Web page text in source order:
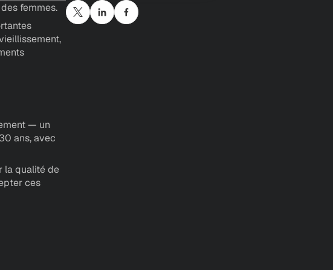
femmes.
— un
ans, avec
la qualité de
ces